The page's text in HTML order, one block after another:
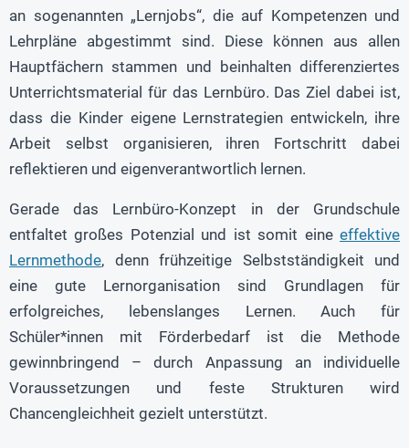
an sogenannten „Lernjobs“, die auf Kompetenzen und
Lehrpläne abgestimmt sind. Diese können aus allen
Hauptfächern stammen und beinhalten differenziertes
Unterrichtsmaterial für das Lernbüro. Das Ziel dabei ist,
dass die Kinder eigene Lernstrategien entwickeln, ihre
Arbeit selbst organisieren, ihren Fortschritt dabei
reflektieren und eigenverantwortlich lernen.
Gerade das Lernbüro-Konzept in der Grundschule
entfaltet großes Potenzial und ist somit eine effektive
Lernmethode, denn frühzeitige Selbstständigkeit und
eine gute Lernorganisation sind Grundlagen für
erfolgreiches, lebenslanges Lernen. Auch für
Schüler*innen mit Förderbedarf ist die Methode
gewinnbringend – durch Anpassung an individuelle
Voraussetzungen und feste Strukturen wird
Chancengleichheit gezielt unterstützt.